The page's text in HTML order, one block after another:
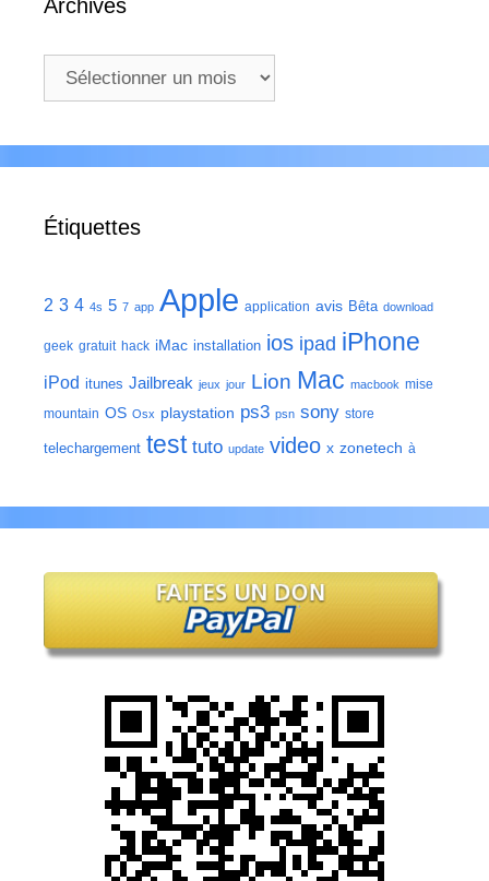
Archives
Archives
Étiquettes
2 3 4 4s 5 7 app Apple application avis Bêta download
geek gratuit hack iMac installation ios ipad iPhone
iPod itunes Jailbreak jeux jour Lion Mac macbook mise
mountain OS Osx playstation ps3 psn sony store
telechargement test tuto update video x zonetech à